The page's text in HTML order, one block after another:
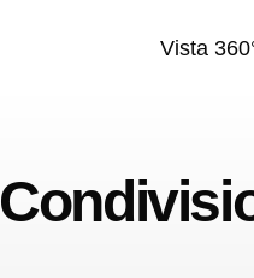
Vista